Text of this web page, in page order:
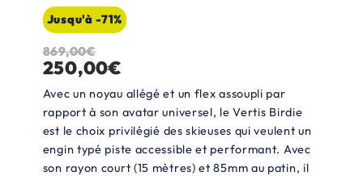
Jusqu'à -71%
869,00€
L
p
r
i
250,00€
L
p
r
i
Avec un noyau allégé et un flex assoupli par
rapport à son avatar universel, le Vertis Birdie
est le choix privilégié des skieuses qui veulent un
engin typé piste accessible et performant. Avec
son rayon court (15 mètres) et 85mm au patin, il